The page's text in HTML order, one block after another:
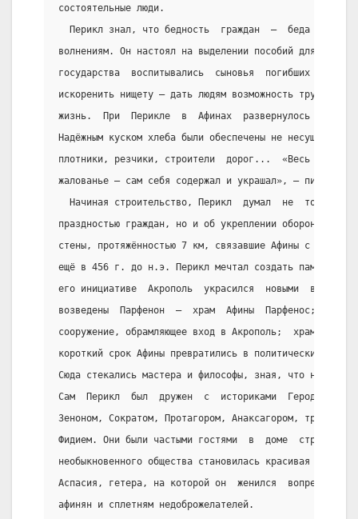
состоятельные люди.
Перикл знал, что бедность  граждан  —  беда  для
волнениям. Он настоял на выделении пособий для
государства  воспитывались  сыновья  погибших  на
искоренить нищету — дать людям возможность
жизнь.  При  Перикле  в  Афинах  развернулось
Надёжным куском хлеба были обеспечены не несущие
плотники, резчики, строители  дорог...  «Весь
жалованье — сам себя содержал и украшал», — писал
Начиная строительство, Перикл  думал  не  только
праздностью граждан, но и об укреплении
стены, протяжённостью 7 км, связавшие Афины с
ещё в 456 г. до н.э. Перикл мечтал создать памятник
его инициативе  Акрополь  украсился  новыми
возведены  Парфенон  —  храм  Афины  Парфенос;
сооружение, обрамляющее вход в Акрополь;  храмы
короткий срок Афины превратились в политический и
Сюда стекались мастера и философы, зная, что найдут
Сам  Перикл  был  дружен  с  историками  Геродотом,
Зеноном, Сократом, Протагором, Анаксагором, трагиком
Фидием. Они были частыми гостями  в  доме
необыкновенного общества становилась красивая и
Аспасия, гетера, на которой он  женился  вопреки
афинян и сплетням недоброжелателей.